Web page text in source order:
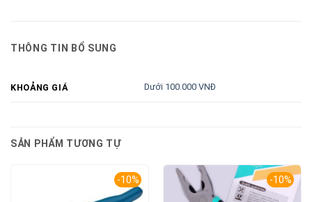
THÔNG TIN BỔ SUNG
KHOẢNG GIÁ Dưới 100.000 VNĐ
SẢN PHẨM TƯƠNG TỰ
-10% -10%